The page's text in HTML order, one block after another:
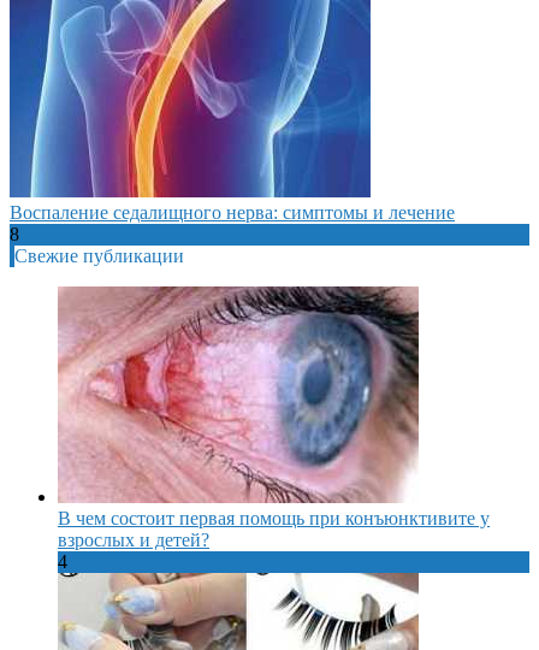
Воспаление седалищного нерва: симптомы и лечение
8
Свежие публикации
В чем состоит первая помощь при конъюнктивите у
взрослых и детей?
4